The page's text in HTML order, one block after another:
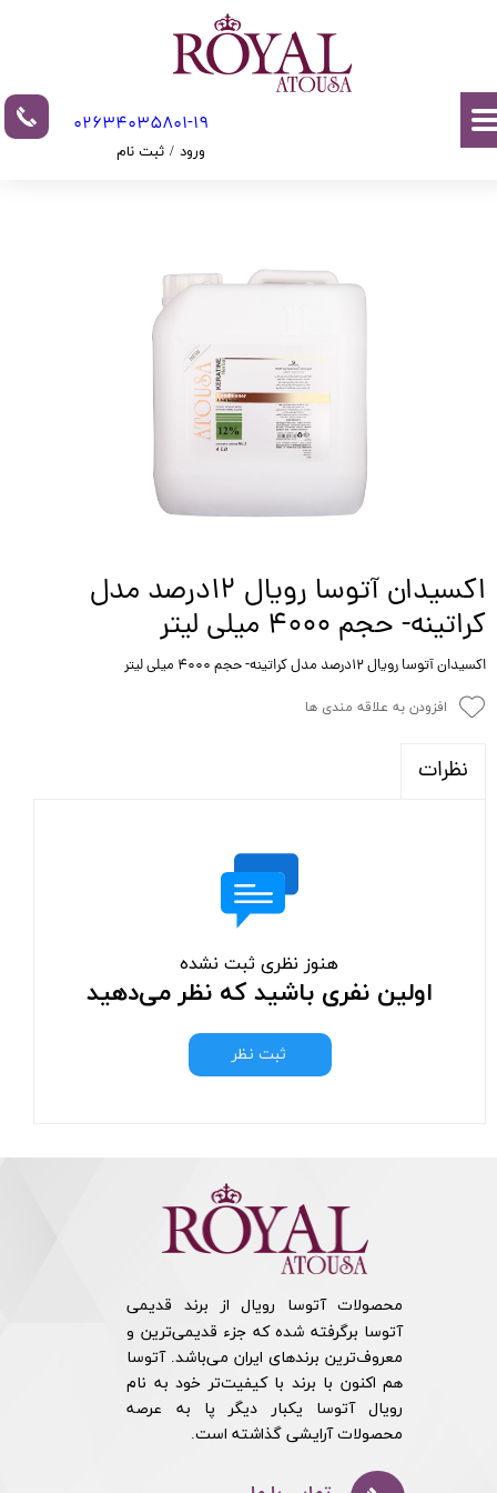
02634035801-19​​​​​​​​​​​​​​
ورود / ثبت نام
تغییر گذر واژه
سفارشات
اکسیدان آتوسا رویال 12درصد مدل
کراتینه- حجم 4000 میلی لیتر
اکسیدان آتوسا رویال 12درصد مدل کراتینه- حجم 4000 میلی لیتر
افزودن به علاقه مندی ها
نظرات
هنوز نظری ثبت نشده
اولین نفری باشید که نظر می‌دهید
ثبت نظر
محصولات آتوسا رویال از برند قدیمی
آتوسا برگرفته شده که جزء قدیمی‌ترین و
معروف‌ترین برندهای ایران می‌باشد. آتوسا
هم اکنون با برند با کیفیت‌تر خود به نام
رویال آتوسا یکبار دیگر پا به عرصه
محصولات آرایشی گذاشته است.​​​​​​​